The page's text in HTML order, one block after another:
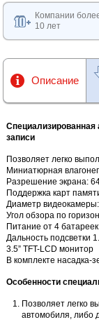
Компании
10 лет
Описание
Специализированная
записи
Позволяет легко
Миниатюрная
Разрешение экрана:
Поддержка карт
Диаметр
Угол обзора по
Питание от 4
Дальность подсветки
3.5” TFT-LCD монитор
В комплекте насадка-
Особенности
Позволяет легко
автомобиля, либо